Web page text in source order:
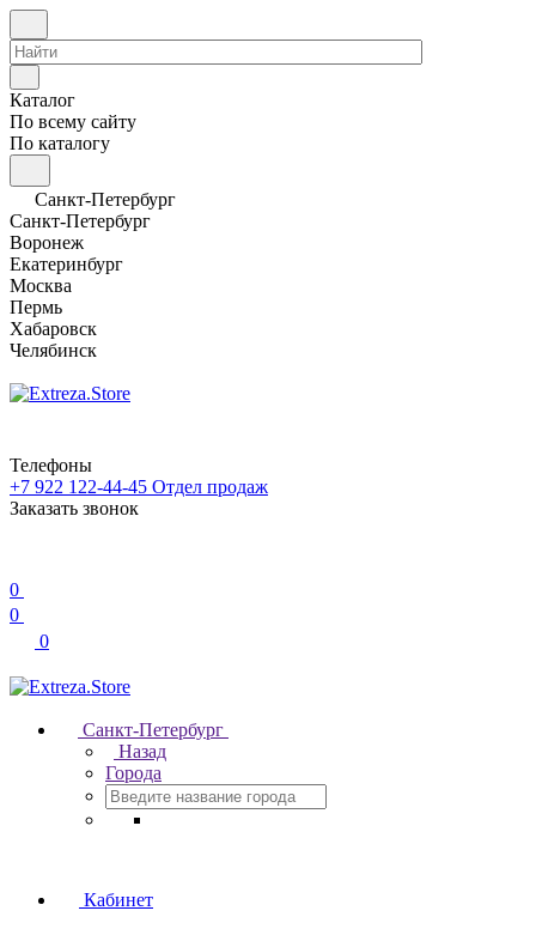
Каталог
По всему сайту
По каталогу
Санкт-Петербург
Санкт-Петербург
Воронеж
Екатеринбург
Москва
Пермь
Хабаровск
Челябинск
Телефоны
+7 922 122-44-45 Отдел продаж
Заказать звонок
0
0
0
Санкт-Петербург
Назад
Города
Кабинет